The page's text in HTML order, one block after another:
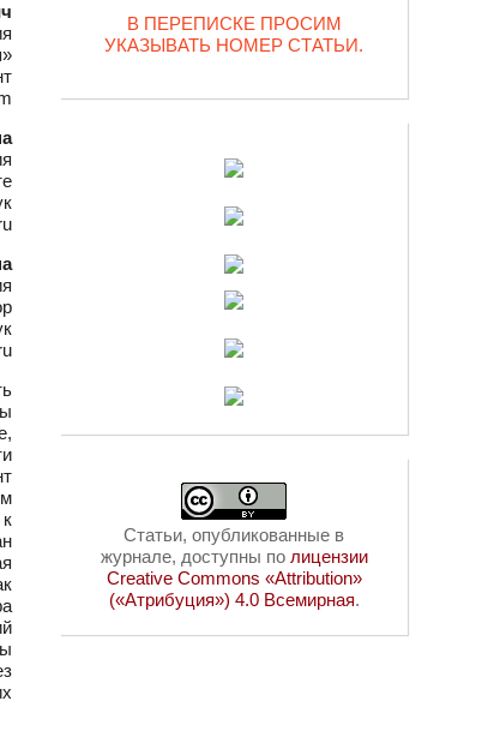
В ПЕРЕПИСКЕ ПРОСИМ
УКАЗЫВАТЬ НОМЕР СТАТЬИ.
Статьи, опубликованные в
журнале, доступны по лицензии
Creative Commons «Attribution»
(«Атрибуция») 4.0 Всемирная.